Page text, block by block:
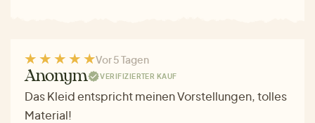
Vor 5 Tagen
Anonym VERIFIZIERTER KAUF
Das Kleid entspricht meinen Vorstellungen, tolles
Material!